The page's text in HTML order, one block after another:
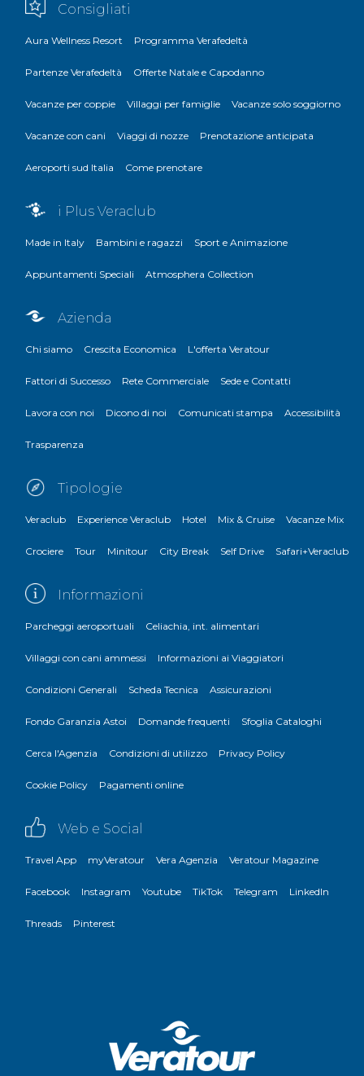
Consigliati
Aura Wellness Resort Programma Verafedeltà
Partenze Verafedeltà Offerte Natale e Capodanno
Vacanze per coppie Villaggi per famiglie Vacanze solo soggiorno
Vacanze con cani Viaggi di nozze Prenotazione anticipata
Aeroporti sud Italia Come prenotare
i Plus Veraclub
Made in Italy Bambini e ragazzi Sport e Animazione
Appuntamenti Speciali Atmosphera Collection
Azienda
Chi siamo Crescita Economica L'offerta Veratour
Fattori di Successo Rete Commerciale Sede e Contatti
Lavora con noi Dicono di noi Comunicati stampa Accessibilità
Trasparenza
Tipologie
Veraclub Experience Veraclub Hotel Mix & Cruise Vacanze Mix
Crociere Tour Minitour City Break Self Drive Safari+Veraclub
Informazioni
Parcheggi aeroportuali Celiachia, int. alimentari
Villaggi con cani ammessi Informazioni ai Viaggiatori
Condizioni Generali Scheda Tecnica Assicurazioni
Fondo Garanzia Astoi Domande frequenti Sfoglia Cataloghi
Cerca l'Agenzia Condizioni di utilizzo Privacy Policy
Cookie Policy Pagamenti online
Web e Social
Travel App myVeratour Vera Agenzia Veratour Magazine
Facebook Instagram Youtube TikTok Telegram LinkedIn
Threads Pinterest